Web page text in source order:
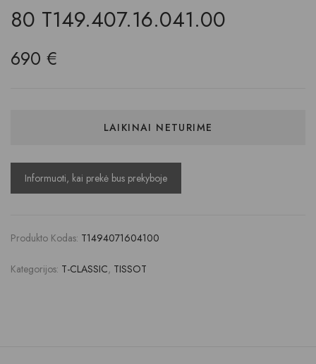
80 T149.407.16.041.00
690 €
LAIKINAI NETURIME
Produkto Kodas: T1494071604100
Kategorijos: T-CLASSIC, TISSOT